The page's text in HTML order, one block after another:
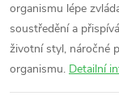
organismu lépe
soustředění a
životní styl, náročné
organismu. Detailní